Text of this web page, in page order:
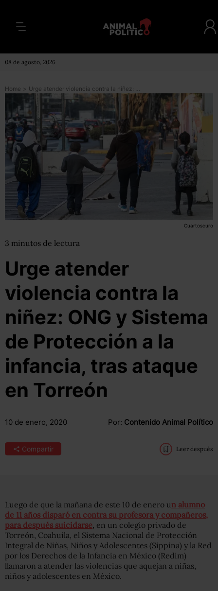
08 de agosto, 2026
Home > Urge atender violencia contra la niñez: ONG y Sistema de Protección a la infancia, tras ataque en Torreón
Cuartoscuro
3 minutos de lectura
Urge atender
violencia contra la
niñez: ONG y Sistema
de Protección a la
infancia, tras ataque
en Torreón
10 de enero, 2020 Por: Contenido Animal Político
Compartir Leer después
Luego de que la mañana de este 10 de enero un alumno
de 11 años disparó en contra su profesora y compañeros,
para después suicidarse, en un colegio privado de
Torreón, Coahuila, el Sistema Nacional de Protección
Integral de Niñas, Niños y Adolescentes (Sippina) y la Red
por los Derechos de la Infancia en México (Redim)
llamaron a atender las violencias que aquejan a niñas,
niños y adolescentes en México.